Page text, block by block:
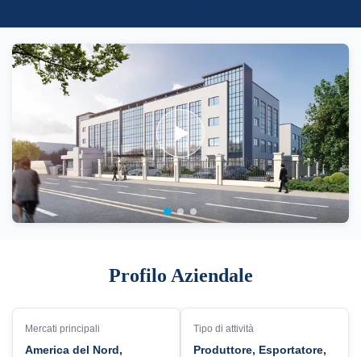
Profilo Aziendale
Mercati principali
America del Nord,
Tipo di attività
Produttore, Esportatore,